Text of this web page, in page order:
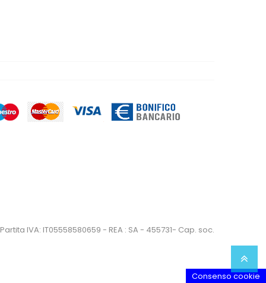
IVA: IT05558580659 - REA : SA - 455731- Cap. soc.
Consenso cookie